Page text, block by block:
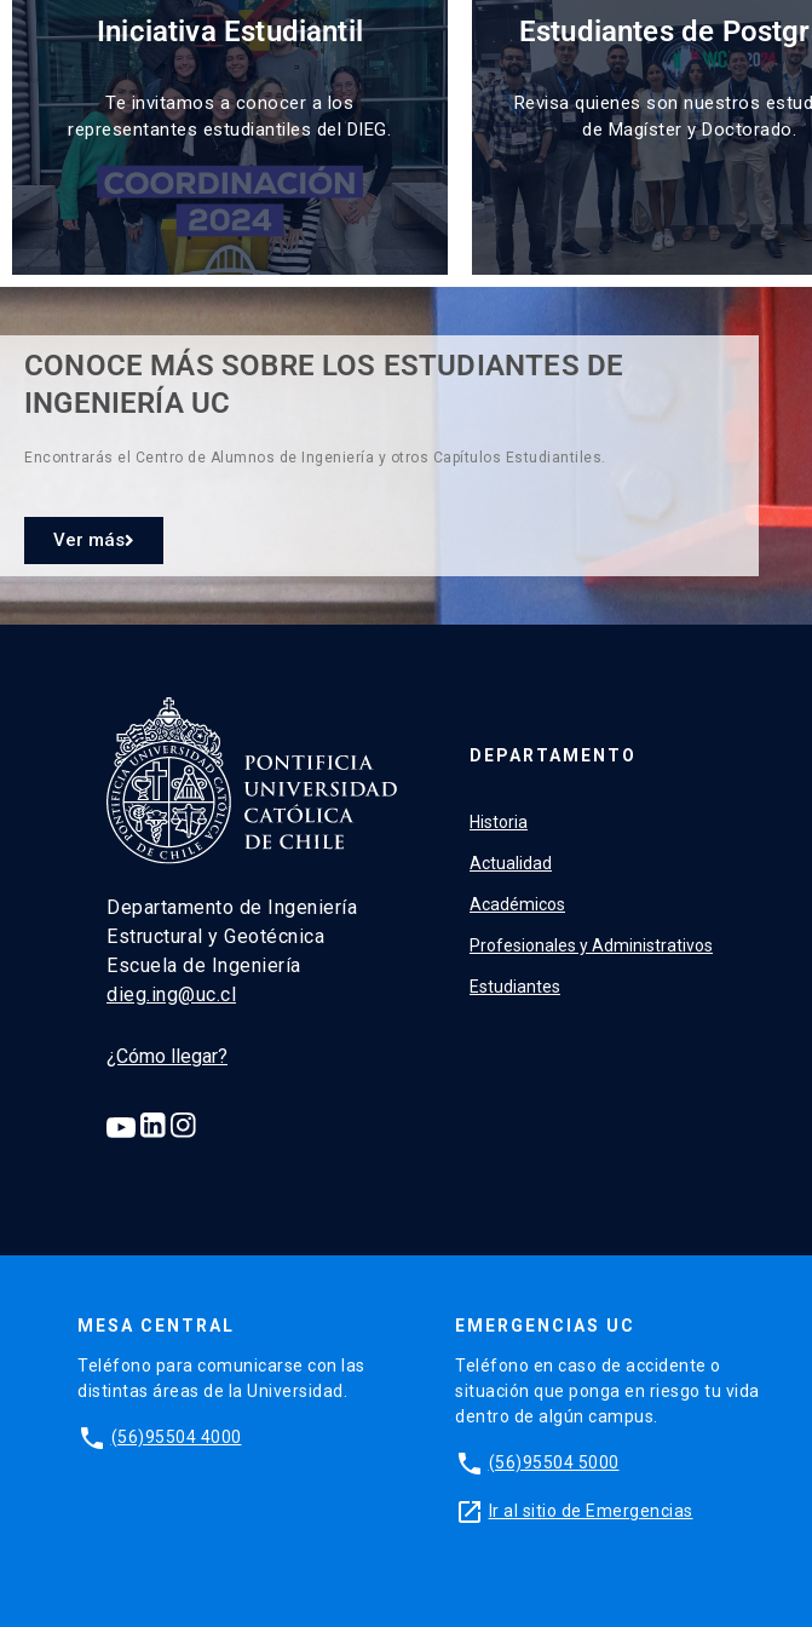
Iniciativa Estudiantil
Te invitamos a conocer a los
representantes estudiantiles del DIEG.
Estudiantes de
Revisa quienes son nuestros
de Magíster y Doctorado.
CONOCE MÁS SOBRE LOS ESTUDIANTES DE
INGENIERÍA UC
Encontrarás el Centro de Alumnos de Ingeniería y otros Capítulos Estudiantiles.
Ver más
Departamento de Ingeniería
Estructural y Geotécnica
Escuela de Ingeniería
dieg.ing@uc.cl
¿Cómo llegar?
DEPARTAMENTO
Historia
Actualidad
Académicos
Profesionales y Administrativos
Estudiantes
MESA CENTRAL
Teléfono para comunicarse con las
distintas áreas de la Universidad.
phone (56)95504 4000
EMERGENCIAS UC
Teléfono en caso de accidente o
situación que ponga en riesgo tu vida
dentro de algún campus.
phone (56)95504 5000
launch Ir al sitio de Emergencias